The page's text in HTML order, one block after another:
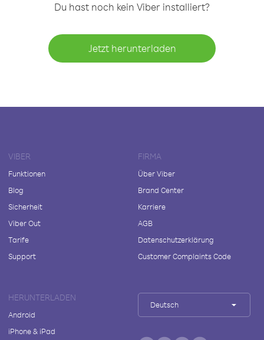
Du hast noch kein Viber installiert?
Jetzt herunterladen
VIBER
Funktionen
Blog
Sicherheit
Viber Out
Tarife
Support
FIRMA
Über Viber
Brand Center
Karriere
AGB
Datenschutzerklärung
Customer Complaints Code
HERUNTERLADEN
Android
iPhone & iPad
Deutsch